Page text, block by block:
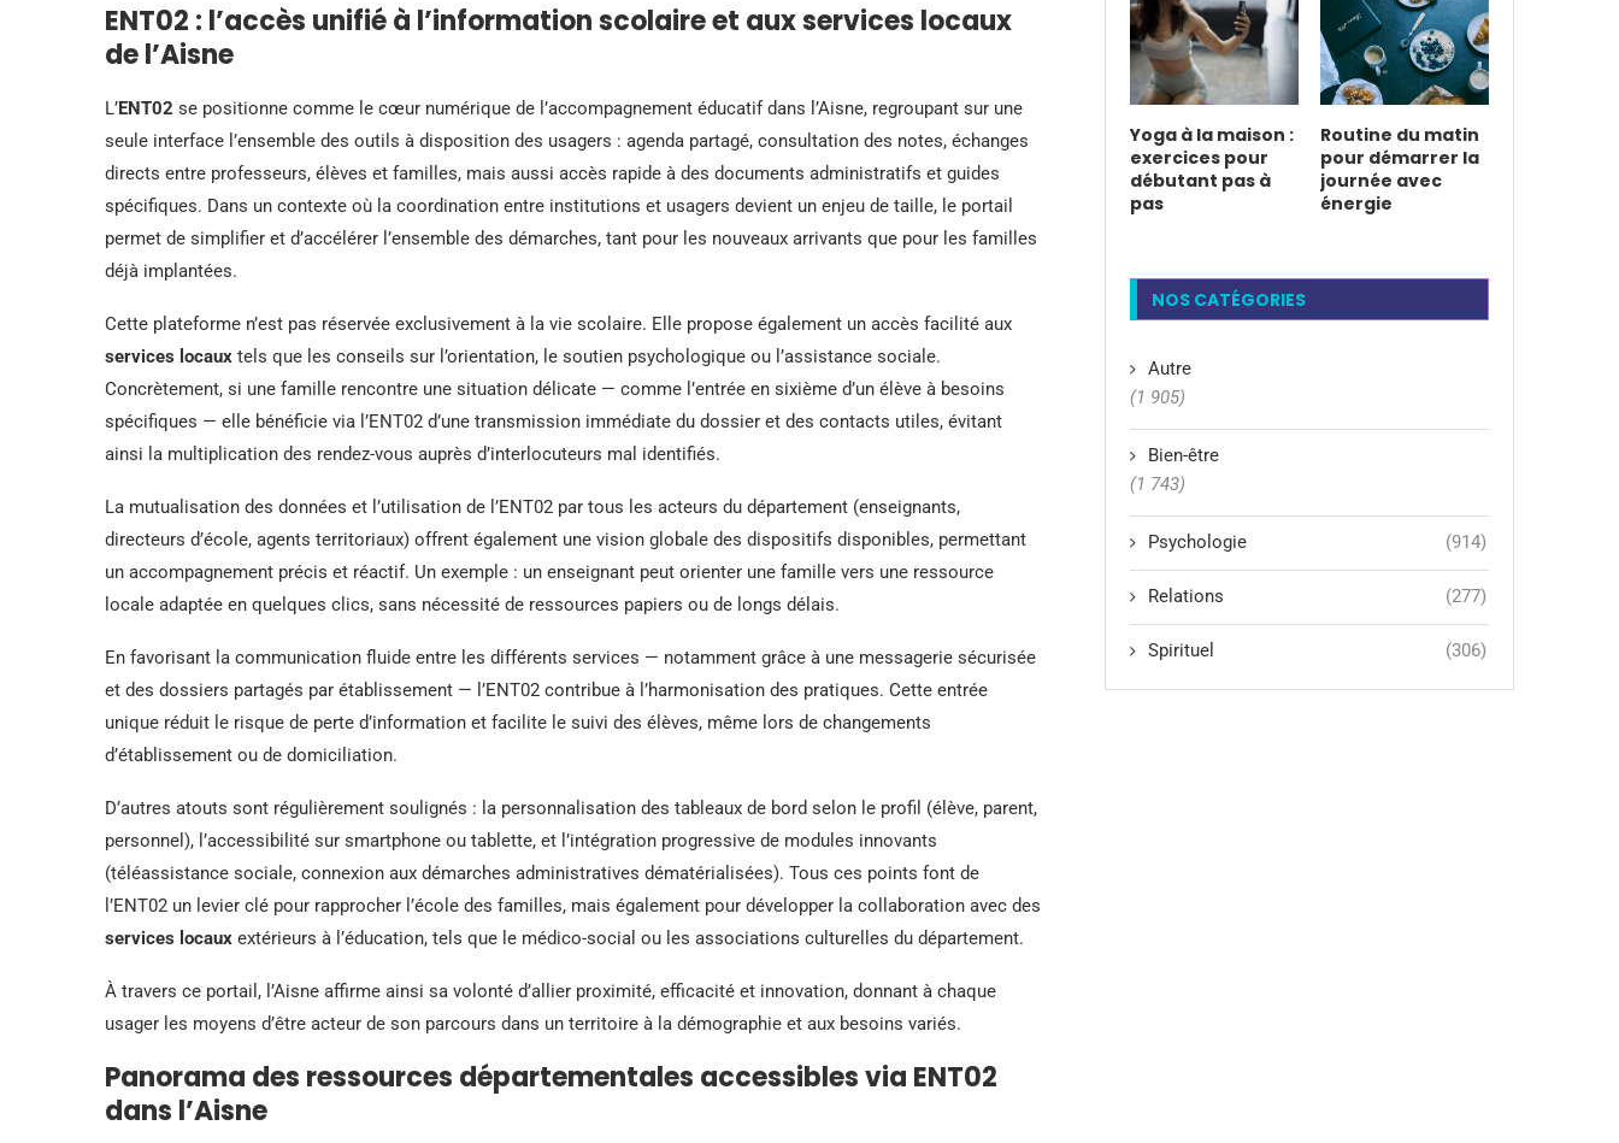
ENT02 : l’accès unifié à l’information scolaire et aux services locaux
de l’Aisne
L’ENT02 se positionne comme le cœur numérique de l’accompagnement éducatif dans l’Aisne, regroupant sur une
seule interface l’ensemble des outils à disposition des usagers : agenda partagé, consultation des notes, échanges
directs entre professeurs, élèves et familles, mais aussi accès rapide à des documents administratifs et guides
spécifiques. Dans un contexte où la coordination entre institutions et usagers devient un enjeu de taille, le portail
permet de simplifier et d’accélérer l’ensemble des démarches, tant pour les nouveaux arrivants que pour les familles
déjà implantées.
Cette plateforme n’est pas réservée exclusivement à la vie scolaire. Elle propose également un accès facilité aux
services locaux tels que les conseils sur l’orientation, le soutien psychologique ou l’assistance sociale.
Concrètement, si une famille rencontre une situation délicate — comme l’entrée en sixième d’un élève à besoins
spécifiques — elle bénéficie via l’ENT02 d’une transmission immédiate du dossier et des contacts utiles, évitant
ainsi la multiplication des rendez-vous auprès d’interlocuteurs mal identifiés.
La mutualisation des données et l’utilisation de l’ENT02 par tous les acteurs du département (enseignants,
directeurs d’école, agents territoriaux) offrent également une vision globale des dispositifs disponibles, permettant
un accompagnement précis et réactif. Un exemple : un enseignant peut orienter une famille vers une ressource
locale adaptée en quelques clics, sans nécessité de ressources papiers ou de longs délais.
En favorisant la communication fluide entre les différents services — notamment grâce à une messagerie sécurisée
et des dossiers partagés par établissement — l’ENT02 contribue à l’harmonisation des pratiques. Cette entrée
unique réduit le risque de perte d’information et facilite le suivi des élèves, même lors de changements
d’établissement ou de domiciliation.
D’autres atouts sont régulièrement soulignés : la personnalisation des tableaux de bord selon le profil (élève, parent,
personnel), l’accessibilité sur smartphone ou tablette, et l’intégration progressive de modules innovants
(téléassistance sociale, connexion aux démarches administratives dématérialisées). Tous ces points font de
l’ENT02 un levier clé pour rapprocher l’école des familles, mais également pour développer la collaboration avec des
services locaux extérieurs à l’éducation, tels que le médico-social ou les associations culturelles du département.
À travers ce portail, l’Aisne affirme ainsi sa volonté d’allier proximité, efficacité et innovation, donnant à chaque
usager les moyens d’être acteur de son parcours dans un territoire à la démographie et aux besoins variés.
Panorama des ressources départementales accessibles via ENT02
dans l’Aisne
Yoga à la maison :
exercices pour
débutant pas à
pas
Routine du matin
pour démarrer la
journée avec
énergie
NOS CATÉGORIES
Autre
(1 905)
Bien-être
(1 743)
Psychologie (914)
Relations (277)
Spirituel (306)